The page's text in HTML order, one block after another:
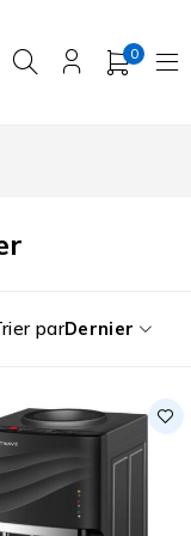
0
parDernier